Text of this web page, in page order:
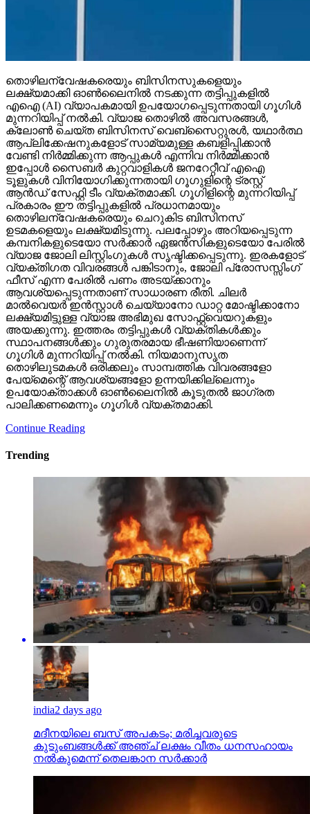
തൊഴിലന്വേഷകരെയും ബിസിനസുകളെയും
ലക്ഷ്യമാക്കി ഓണ്‍ലൈനില്‍ നടക്കുന്ന തട്ടിപ്പുകളില്‍
എഐ (AI) വ്യാപകമായി ഉപയോഗപ്പെടുന്നതായി ഗൂഗിള്‍
മുന്നറിയിപ്പ് നല്‍കി. വ്യാജ തൊഴില്‍ അവസരങ്ങള്‍,
ക്ലോണ്‍ ചെയ്ത ബിസിനസ് വെബ്‌സൈറ്റുരള്‍, യഥാര്‍ത്ഥ
ആപ്ലിക്കേഷനുകളോട് സാമ്യമുള്ള കബളിപ്പിക്കാന്‍
വേണ്ടി നിര്‍മ്മിക്കുന്ന ആപ്പുകള്‍ എന്നിവ നിര്‍മ്മിക്കാന്‍
ഇപ്പോള്‍ സൈബര്‍ കുറ്റവാളികള്‍ ജനറേറ്റീവ് എഐ
ടൂളുകള്‍ വിനിയോഗിക്കുന്നതായി ഗൂഗുളിന്റെ ട്രസ്റ്റ്
ആന്‍ഡ് സേഫ്റ്റി ടീം വ്യക്തമാക്കി. ഗൂഗിളിന്റെ മുന്നറിയിപ്പ്
പ്രകാരം ഈ തട്ടിപ്പുകളില്‍ പ്രധാനമായും
തൊഴിലന്വേഷകരെയും ചെറുകിട ബിസിനസ്
ഉടമകളെയും ലക്ഷ്യമിടുന്നു. പലപ്പോഴും അറിയപ്പെടുന്ന
കമ്പനികളുടെയോ സര്‍ക്കാര്‍ ഏജന്‍സികളുടെയോ പേരില്‍
വ്യാജ ജോലി ലിസ്റ്റിംഗുകള്‍ സൃഷ്ടിക്കപ്പെടുന്നു. ഇരകളോട്
വ്യക്തിഗത വിവരങ്ങള്‍ പങ്കിടാനും, ജോലി പ്രോസസ്സിംഗ്
ഫീസ് എന്ന പേരില്‍ പണം അടയ്ക്കാനും
ആവശ്യപ്പെടുന്നതാണ് സാധാരണ രീതി. ചിലര്‍
മാല്‍വെയര്‍ ഇന്‍സ്റ്റാള്‍ ചെയ്യാനോ ഡാറ്റ മോഷ്ടിക്കാനോ
ലക്ഷ്യമിട്ടുള്ള വ്യാജ അഭിമുഖ സോഫ്റ്റ്‌വെയറുകളും
അയക്കുന്നു. ഇത്തരം തട്ടിപ്പുകള്‍ വ്യക്തികള്‍ക്കും
സ്ഥാപനങ്ങള്‍ക്കും ഗുരുതരമായ ഭീഷണിയാണെന്ന്
ഗൂഗിള്‍ മുന്നറിയിപ്പ് നല്‍കി. നിയമാനുസൃത
തൊഴിലുടമകള്‍ ഒരിക്കലും സാമ്പത്തിക വിവരങ്ങളോ
പേയ്‌മെന്റെ് ആവശ്യങ്ങളോ ഉന്നയിക്കില്ലെന്നും
ഉപയോക്താക്കള്‍ ഓണ്‍ലൈനില്‍ കൂടുതല്‍ ജാഗ്രത
പാലിക്കണമെന്നും ഗൂഗിള്‍ വ്യക്തമാക്കി.
Continue Reading
Trending
india2 days ago
മദീനയിലെ ബസ് അപകടം; മരിച്ചവരുടെ
കുടുംബങ്ങള്‍ക്ക് അഞ്ച് ലക്ഷം വീതം ധനസഹായം
നല്‍കുമെന്ന് തെലങ്കാന സര്‍ക്കാര്‍